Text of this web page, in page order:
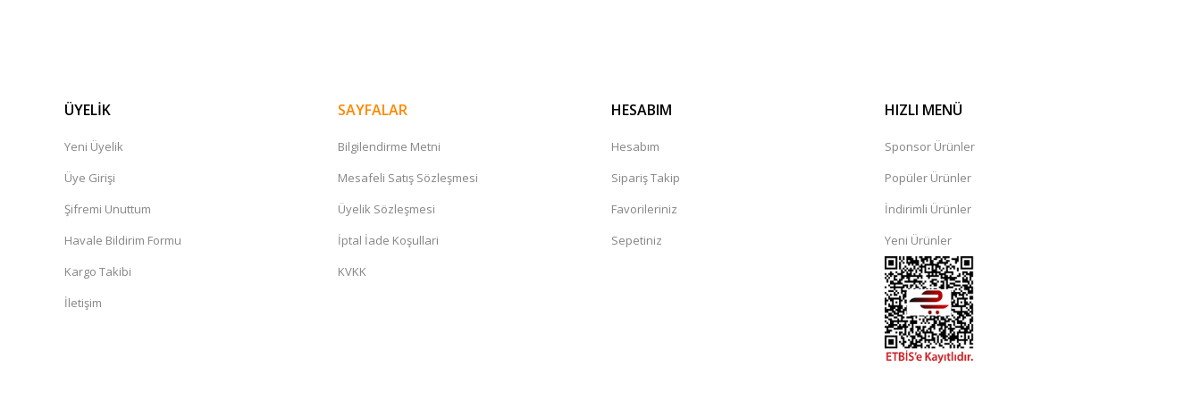
ÜYELİK
Yeni Üyelik
Üye Girişi
Şifremi Unuttum
Havale Bildirim Formu
Kargo Takibi
İletişim
SAYFALAR
Bilgilendirme Metni
Mesafeli Satış Sözleşmesi
Üyelik Sözleşmesi
İptal İade Koşullari
KVKK
HESABIM
Hesabım
Sipariş Takip
Favorileriniz
Sepetiniz
HIZLI MENÜ
Sponsor Ürünler
Popüler Ürünler
İndirimli Ürünler
Yeni Ürünler